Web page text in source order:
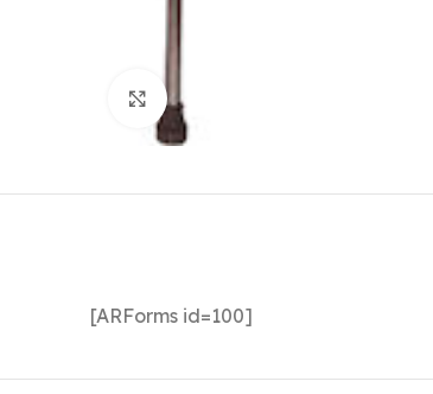
Click to enlarge
[ARForms id=100]